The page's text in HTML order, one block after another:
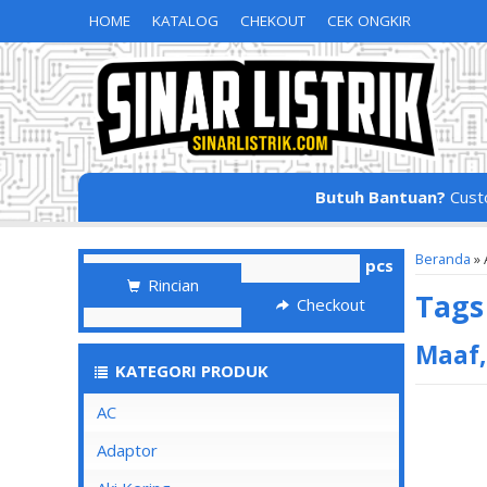
HOME KATALOG CHEKOUT CEK ONGKIR
Butuh Bantuan?
Beranda »
Tags
pcs
Rincian
Checkout
KATEGORI PRODUK
AC
Adaptor